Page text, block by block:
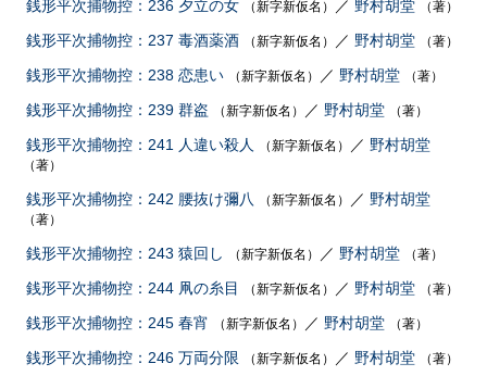
銭形平次捕物控：236 夕立の女 （新字新仮名） ／ 野村胡堂 （著）
銭形平次捕物控：237 毒酒薬酒 （新字新仮名） ／ 野村胡堂 （著）
銭形平次捕物控：238 恋患い （新字新仮名） ／ 野村胡堂 （著）
銭形平次捕物控：239 群盗 （新字新仮名） ／ 野村胡堂 （著）
銭形平次捕物控：241 人違い殺人 （新字新仮名） ／ 野村胡堂
（著）
銭形平次捕物控：242 腰抜け彌八 （新字新仮名） ／ 野村胡堂
（著）
銭形平次捕物控：243 猿回し （新字新仮名） ／ 野村胡堂 （著）
銭形平次捕物控：244 凧の糸目 （新字新仮名） ／ 野村胡堂 （著）
銭形平次捕物控：245 春宵 （新字新仮名） ／ 野村胡堂 （著）
銭形平次捕物控：246 万両分限 （新字新仮名） ／ 野村胡堂 （著）